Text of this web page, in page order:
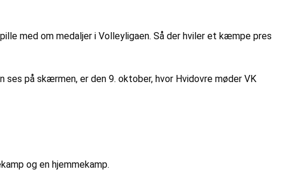
med om medaljer i Volleyligaen. Så der hviler et kæmpe pres
på skærmen, er den 9. oktober, hvor Hvidovre møder VK
og en hjemmekamp.